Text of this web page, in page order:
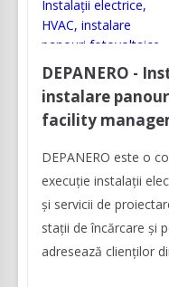
DEPANERO -
instalare
facility
DEPANERO este o
execuție instalații
și servicii de
stații de încărcare și
adresează clienților